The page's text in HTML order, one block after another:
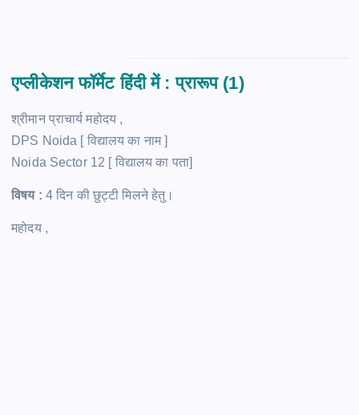
एप्लीकेशन फॉर्मेट हिंदी में : प्रारूप (1)
श्रीमान प्राचार्य महोदय ,
DPS Noida [ विद्यालय का नाम ]
Noida Sector 12 [ विद्यालय का पता]
विषय : 4 दिन की छुट्टी मिलने हेतु।
महोदय ,